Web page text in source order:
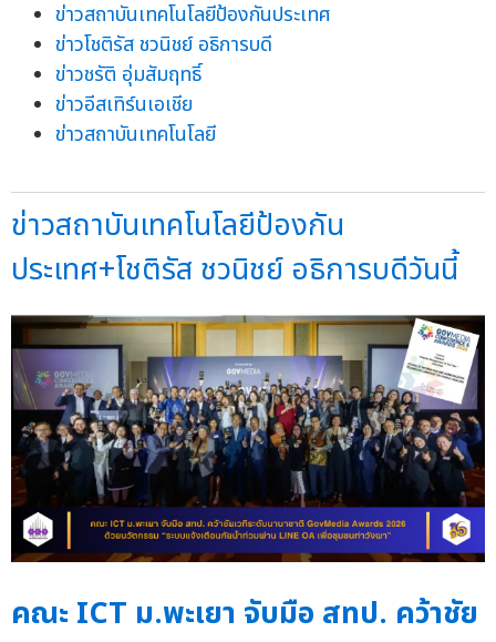
ข่าวสถาบันเทคโนโลยีป้องกันประเทศ
ข่าวโชติรัส ชวนิชย์ อธิการบดี
ข่าวชรัติ อุ่มสัมฤทธิ์
ข่าวอีสเทิร์นเอเชีย
ข่าวสถาบันเทคโนโลยี
ข่าวสถาบันเทคโนโลยีป้องกัน
ประเทศ+โชติรัส ชวนิชย์ อธิการบดีวันนี้
คณะ ICT ม.พะเยา จับมือ สทป. คว้าชัย